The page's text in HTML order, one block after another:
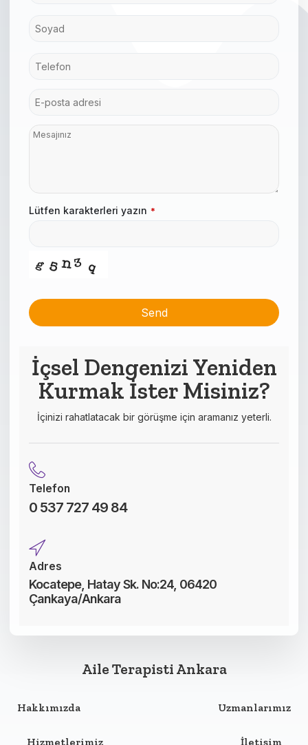
İçsel Dengenizi Yeniden
Kurmak İster Misiniz?
İçinizi rahatlatacak bir görüşme için aramanız yeterli.
Telefon
0 537 727 49 84
Adres
Kocatepe, Hatay Sk. No:24, 06420
Çankaya/Ankara
Lütfen karakterleri yazın *
Send
field
should
be left
blank
Aile Terapisti Ankara
Hakkımızda Uzmanlarımız
Hizmetlerimiz İletişim